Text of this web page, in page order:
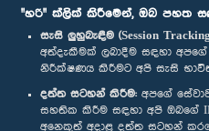
"හරි" ක්ලික් කිරීමෙන්, ඔබ පහත
සැසි ලුහුබැඳීම (Session
අත්දැකීමක් ලබාදීම සඳහා
නිරීක්ෂණය කිරීමට අපි සැසි
දත්ත සටහන් කිරීම: අපගේ
සහතික කිරීම සඳහා අපි ඔබගේ
අනෙකුත් අදාළ දත්ත සටහන්
අප හා සම්බන්ධ වී සිටින්න :